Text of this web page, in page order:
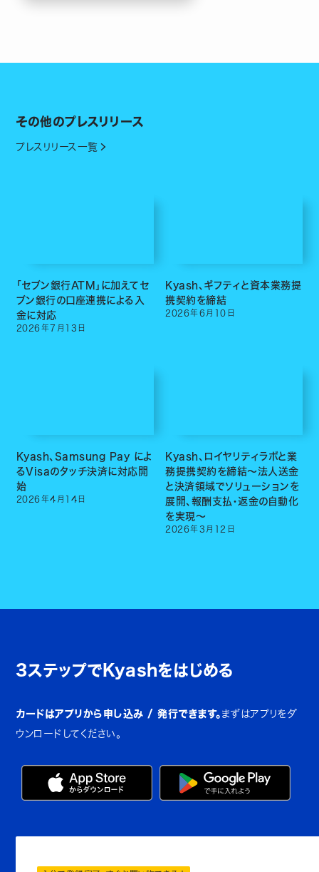
その他のプレスリリース
プレスリリース一覧
「セブン銀行ATM」に加えてセ
ブン銀行の口座連携による入
金に対応
2026年 7 月 13 日
Kyash、ギフティと資本業務提
携契約を締結
2026年6月 10 日
Kyash、Samsung Pay によ
るVisaのタッチ決済に対応開
始
2026年4 月 14 日
Kyash、ロイヤリティラボと業
務提携契約を締結〜法人送金
と決済領域でソリューションを
展開、報酬支払・返金の自動化
を実現〜
2026年3 月 12 日
3ステップでKyashをはじめる
カードはアプリから申し込み / 発行できます。 まずはアプリをダ
ウンロードしてください。